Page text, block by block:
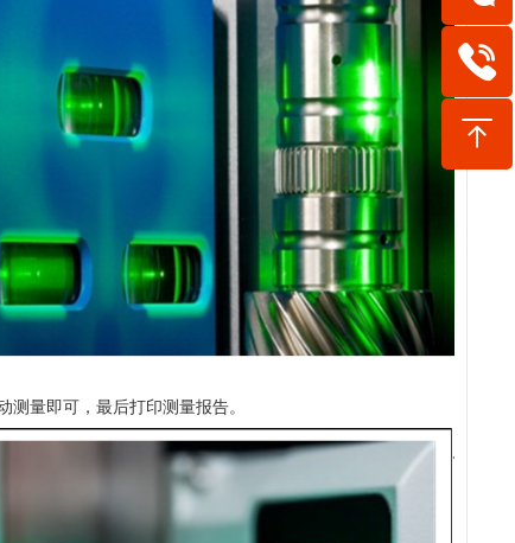
量即可，最后打印测量报告。